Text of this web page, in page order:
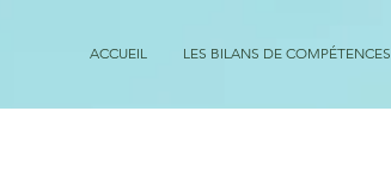
ACCUEIL LES BILANS DE COMPÉTENCES